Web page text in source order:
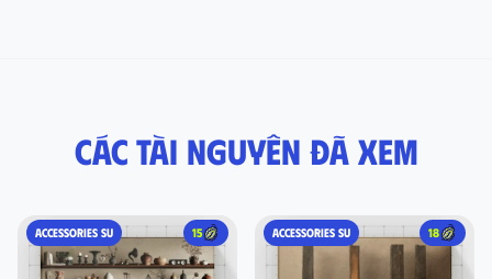
Các tài nguyên đã xem
ACCESSORIES SU 15 ACCESSORIES SU 18